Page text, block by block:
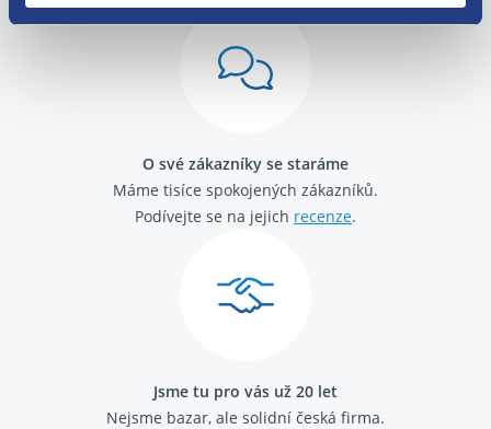
O své zákazníky se staráme
Máme tisíce spokojených zákazníků.
Podívejte se na jejich recenze.
Jsme tu pro vás už 20 let
Nejsme bazar, ale solidní česká firma.